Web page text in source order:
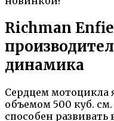
Richman
динамика
Сердцем мотоцикла
объемом 500 куб.
способен